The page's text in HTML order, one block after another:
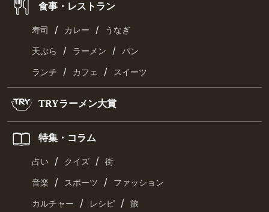
食事・レストラン
寿司 / カレー / うなぎ
天ぷら / ラーメン / パン
ランチ / カフェ / スイーツ
TRYラーメン大賞
特集・コラム
占い / クイズ / 街
音楽 / スポーツ / ファッション
カルチャー / レシピ / 旅